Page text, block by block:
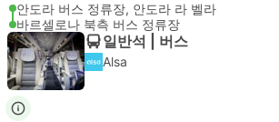
안도라 버스 정류장, 안도라 라 벨라
바르셀로나 북측 버스 정류장
일반석 | 버스
Alsa